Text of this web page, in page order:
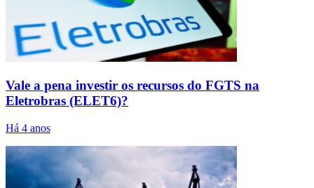
Vale a pena investir os recursos do FGTS na
Eletrobras (ELET6)?
Há 4 anos